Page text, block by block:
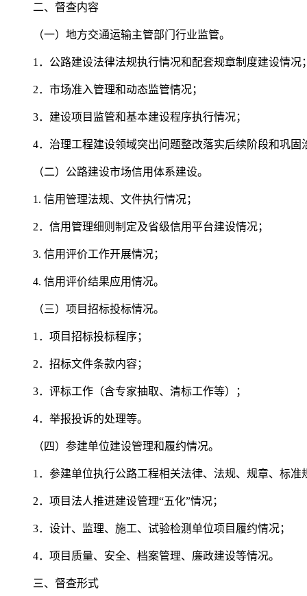
二、督查内容
（一）地方交通运输主管部门行业监管。
1．公路建设法律法规执行情况和配套规章制度建设情况
2．市场准入管理和动态监管情况；
3．建设项目监管和基本建设程序执行情况；
4．治理工程建设领域突出问题整改落实后续阶段和巩固
（二）公路建设市场信用体系建设。
1. 信用管理法规、文件执行情况；
2．信用管理细则制定及省级信用平台建设情况；
3. 信用评价工作开展情况；
4. 信用评价结果应用情况。
（三）项目招标投标情况。
1．项目招标投标程序；
2．招标文件条款内容；
3．评标工作（含专家抽取、清标工作等）；
4．举报投诉的处理等。
（四）参建单位建设管理和履约情况。
1．参建单位执行公路工程相关法律、法规、规章、标准
2．项目法人推进建设管理“五化”情况；
3．设计、监理、施工、试验检测单位项目履约情况；
4．项目质量、安全、档案管理、廉政建设等情况。
三、督查形式